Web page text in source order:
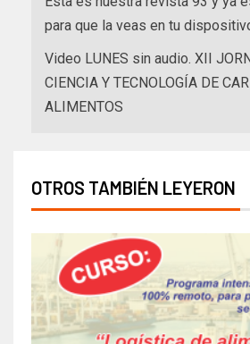
para que la veas en tu
Video LUNES sin audio. XII
CIENCIA Y TECNOLOGÍA DE
ALIMENTOS
OTROS TAMBIÉN LEYERON